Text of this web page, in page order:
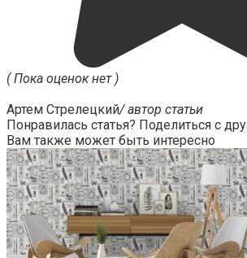
( Пока оценок нет )
Артем Стрелецкий/ автор статьи
Понравилась статья? Поделиться с
Вам также может быть интересно